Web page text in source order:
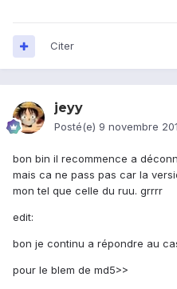
Citer
jeyy
Posté(e) 9 novembre
bon bin il recommence a
mais ca ne pass pas car la
mon tel que celle du ruu. grrrr
edit:
bon je continu a répondre au
pour le blem de md5>>